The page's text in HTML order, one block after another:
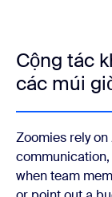
Cộng tác
các múi
Zoomies rely
when team